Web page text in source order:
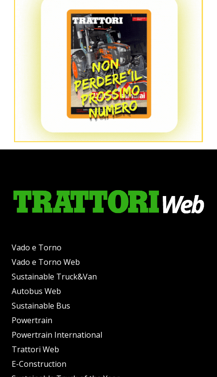
Vado e Torno
Vado e Torno Web
Sustainable Truck&Van
Autobus Web
Sustainable Bus
Powertrain
Powertrain International
Trattori Web
E-Construction